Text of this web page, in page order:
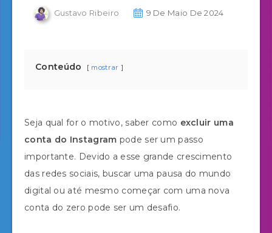
Gustavo Ribeiro 9 De Maio De 2024
Conteúdo mostrar
Seja qual for o motivo, saber como excluir uma
conta do Instagram pode ser um passo
importante. Devido a esse grande crescimento
das redes sociais, buscar uma pausa do mundo
digital ou até mesmo começar com uma nova
conta do zero pode ser um desafio.